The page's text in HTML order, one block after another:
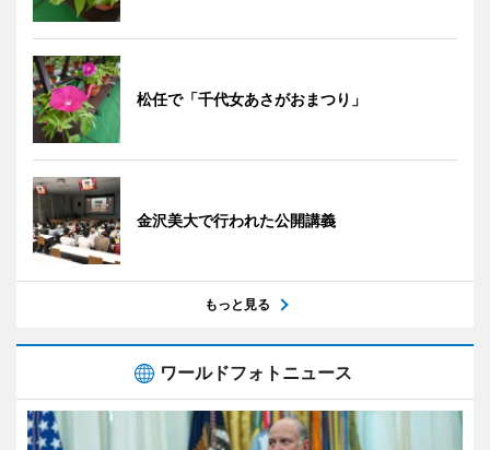
松任で「千代女あさがおまつり」
金沢美大で行われた公開講義
もっと見る
ワールドフォトニュース